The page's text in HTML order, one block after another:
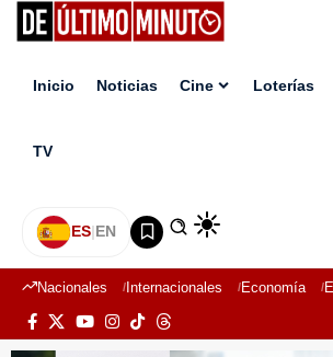
Inicio Noticias Cine Loterías
TV
ES|EN
Nacionales Internacionales Economía